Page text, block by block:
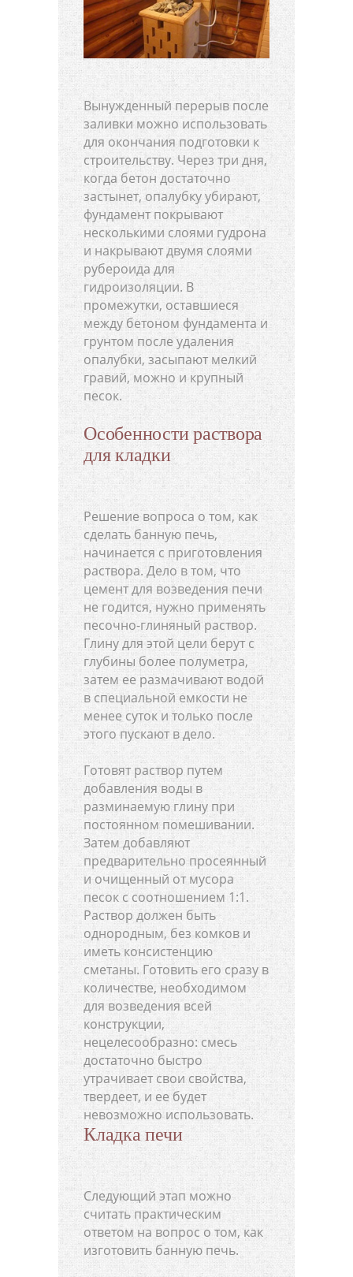
Вынужденный перерыв после
заливки можно использовать
для окончания подготовки к
строительству. Через три дня,
когда бетон достаточно
застынет, опалубку убирают,
фундамент покрывают
несколькими слоями гудрона
и накрывают двумя слоями
рубероида для
гидроизоляции. В
промежутки, оставшиеся
между бетоном фундамента и
грунтом после удаления
опалубки, засыпают мелкий
гравий, можно и крупный
песок.
Особенности раствора
для кладки
Решение вопроса о том, как
сделать банную печь,
начинается с приготовления
раствора. Дело в том, что
цемент для возведения печи
не годится, нужно применять
песочно-глиняный раствор.
Глину для этой цели берут с
глубины более полуметра,
затем ее размачивают водой
в специальной емкости не
менее суток и только после
этого пускают в дело.
Готовят раствор путем
добавления воды в
разминаемую глину при
постоянном помешивании.
Затем добавляют
предварительно просеянный
и очищенный от мусора
песок с соотношением 1:1.
Раствор должен быть
однородным, без комков и
иметь консистенцию
сметаны. Готовить его сразу в
количестве, необходимом
для возведения всей
конструкции,
нецелесообразно: смесь
достаточно быстро
утрачивает свои свойства,
твердеет, и ее будет
невозможно использовать.
Кладка печи
Следующий этап можно
считать практическим
ответом на вопрос о том, как
изготовить банную печь.